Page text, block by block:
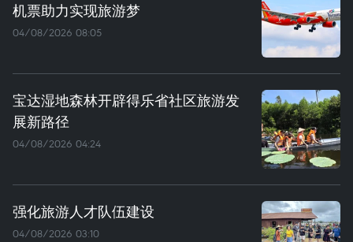
机票助力实现旅游梦
04/08/2026 08:05
宝达湿地森林开辟得乐省社区旅游发
展新路径
04/08/2026 04:24
强化旅游人才队伍建设
04/08/2026 03:10